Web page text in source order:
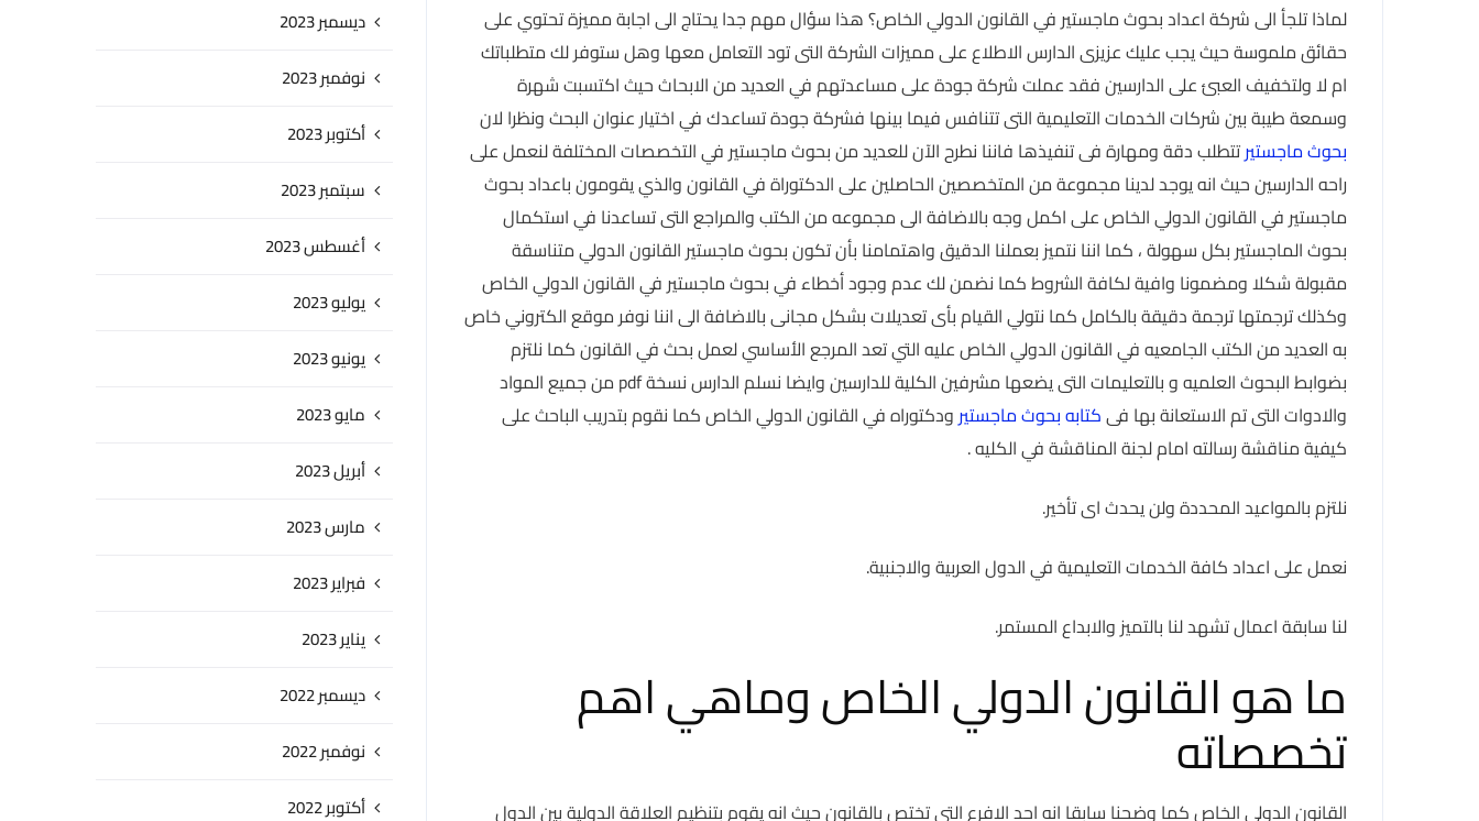
لماذا تلجأ الى شركة اعداد بحوث ماجستير في القانون الدولي الخاص؟ هذا سؤال مهم جدا يحتاج الى اجابة مميزة تحتوي على
حقائق ملموسة حيث يجب عليك عزيزى الدارس الاطلاع على مميزات الشركة التى تود التعامل معها وهل ستوفر لك متطلباتك
ام لا ولتخفيف العبئ على الدارسين فقد عملت شركة جودة على مساعدتهم في العديد من الابحاث حيث اكتسبت شهرة
وسمعة طيبة بين شركات الخدمات التعليمية التى تتنافس فيما بينها فشركة جودة تساعدك في اختيار عنوان البحث ونظرا لان
بحوث ماجستيرتتطلب دقة ومهارة فى تنفيذها فاننا نطرح الآن للعديد من بحوث ماجستير في التخصصات المختلفة لنعمل على
راحه الدارسين حيث انه يوجد لدينا مجموعة من المتخصصين الحاصلين على الدكتوراة في القانون والذي يقومون باعداد بحوث
ماجستير في القانون الدولي الخاص على اكمل وجه بالاضافة الى مجموعه من الكتب والمراجع التى تساعدنا في استكمال
بحوث الماجستير بكل سهولة ، كما اننا نتميز بعملنا الدقيق واهتمامنا بأن تكون بحوث ماجستير القانون الدولي متناسقة
مقبولة شكلا ومضمونا وافية لكافة الشروط كما نضمن لك عدم وجود أخطاء في بحوث ماجستير في القانون الدولي الخاص
وكذلك ترجمتها ترجمة دقيقة بالكامل كما نتولي القيام بأى تعديلات بشكل مجانى بالاضافة الى اننا نوفر موقع الكتروني خاص
به العديد من الكتب الجامعيه في القانون الدولي الخاص عليه التي تعد المرجع الأساسي لعمل بحث في القانون كما نلتزم
بضوابط البحوث العلميه و بالتعليمات التى يضعها مشرفين الكلية للدارسين وايضا نسلم الدارس نسخة pdf من جميع المواد
والادوات التى تم الاستعانة بها فىكتابه بحوث ماجستير ودكتوراه في القانون الدولي الخاص كما نقوم بتدريب الباحث على
كيفية مناقشة رسالته امام لجنة المناقشة في الكليه .
نلتزم بالمواعيد المحددة ولن يحدث اى تأخير.
نعمل على اعداد كافة الخدمات التعليمية في الدول العربية والاجنبية.
لنا سابقة اعمال تشهد لنا بالتميز والابداع المستمر.
ما هو القانون الدولي الخاص وماهي اهم
تخصصاته
القانون الدولي الخاص كما وضحنا سابقا انه احد الافرع التى تختص بالقانون حيث انه يقوم بتنظيم العلاقة الدولية بين الدول
ديسمبر 2023
نوفمبر 2023
أكتوبر 2023
سبتمبر 2023
أغسطس 2023
يوليو 2023
يونيو 2023
مايو 2023
أبريل 2023
مارس 2023
فبراير 2023
يناير 2023
ديسمبر 2022
نوفمبر 2022
أكتوبر 2022